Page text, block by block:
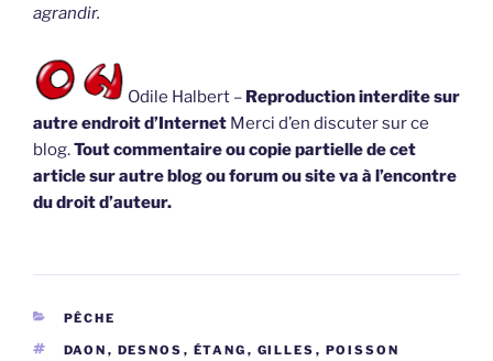
agrandir.
Odile Halbert – Reproduction interdite sur
autre endroit d’Internet Merci d’en discuter sur ce
blog.Tout commentaire ou copie partielle de cet
article sur autre blog ou forum ou site va à l’encontre
du droit d’auteur.
CATÉGORIES
PÊCHE
ÉTIQUETTES
DAON , DESNOS , ÉTANG , GILLES , POISSON